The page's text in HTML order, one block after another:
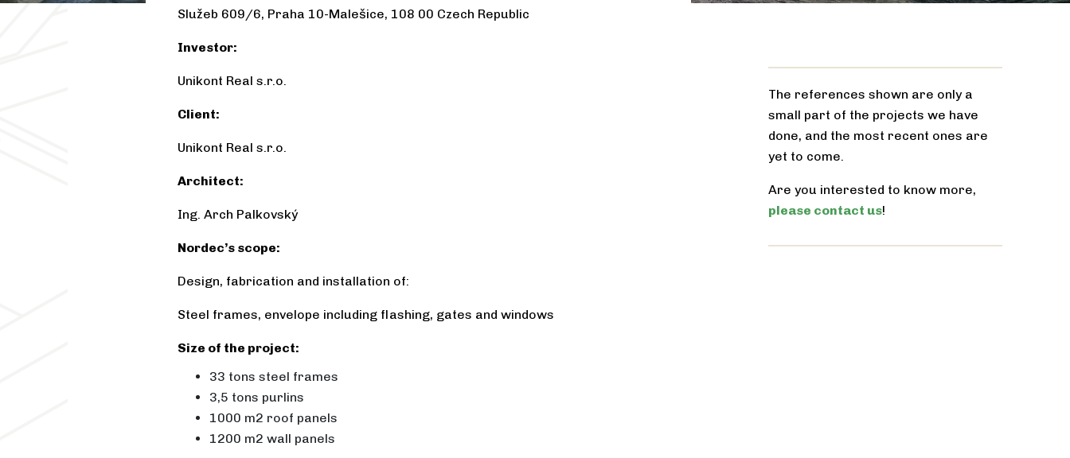
Služeb 609/6, Praha 10-Malešice, 108 00 Czech Republic
Investor:
Unikont Real s.r.o.
Client:
Unikont Real s.r.o.
Architect:
Ing. Arch Palkovský
Nordec’s scope:
Design, fabrication and installation of:
Steel frames, envelope including flashing, gates and windows
Size of the project:
33 tons steel frames
3,5 tons purlins
1000 m2 roof panels
1200 m2 wall panels
The references shown are only a
small part of the projects we have
done, and the most recent ones are
yet to come.
Are you interested to know more,
please contact us!